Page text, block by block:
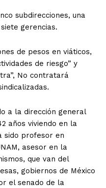
subdirecciones, una
gerencias.
de pesos en viáticos,
de riesgo” y
No contratará
a la dirección general
años viviendo en la
sido profesor en
asesor en la
que van del
gobiernos de México
el senado de la